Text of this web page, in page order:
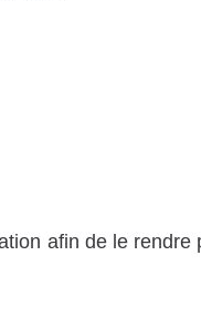
afin de le